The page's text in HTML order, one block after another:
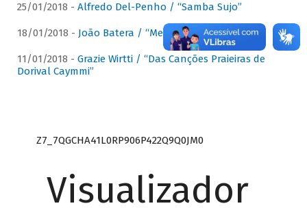
25/01/2018 - Alfredo Del-Penho / “Samba Sujo”
18/01/2018 - João Batera / “Meu Pandeiro”
11/01/2018 - Grazie Wirtti / “Das Canções Praieiras de
Dorival Caymmi”
Z7_7QGCHA41L0RP906P422Q9Q0JM0
Visualizador